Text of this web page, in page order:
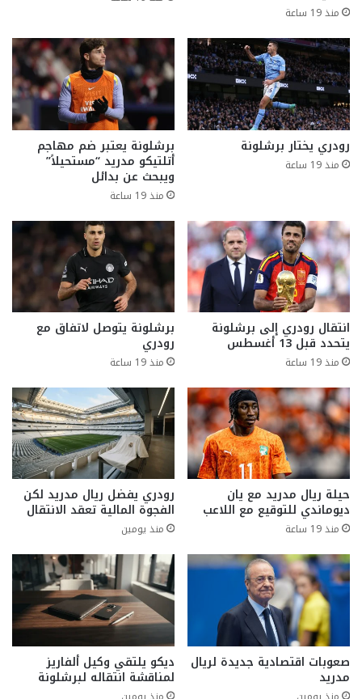
منذ 19 ساعة
رودري يختار برشلونة
منذ 19 ساعة
برشلونة يعتبر ضم مهاجم
أتلتيكو مدريد “مستحيلاً”
ويبحث عن بدائل
منذ 19 ساعة
انتقال رودري إلى برشلونة
يتحدد قبل 13 أغسطس
منذ 19 ساعة
برشلونة يتوصل لاتفاق مع
رودري
منذ 19 ساعة
حيلة ريال مدريد مع يان
ديوماندي للتوقيع مع اللاعب
منذ 19 ساعة
رودري يفضل ريال مدريد لكن
الفجوة المالية تعقد الانتقال
منذ يومين
صعوبات اقتصادية جديدة لريال
مدريد
ديكو يلتقي وكيل ألفاريز
لمناقشة انتقاله لبرشلونة